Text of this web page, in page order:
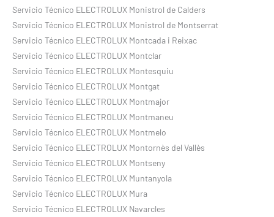
Servicio Técnico ELECTROLUX Monistrol de Calders
Servicio Técnico ELECTROLUX Monistrol de Montserrat
Servicio Técnico ELECTROLUX Montcada i Reixac
Servicio Técnico ELECTROLUX Montclar
Servicio Técnico ELECTROLUX Montesquiu
Servicio Técnico ELECTROLUX Montgat
Servicio Técnico ELECTROLUX Montmajor
Servicio Técnico ELECTROLUX Montmaneu
Servicio Técnico ELECTROLUX Montmelo
Servicio Técnico ELECTROLUX Montornès del Vallès
Servicio Técnico ELECTROLUX Montseny
Servicio Técnico ELECTROLUX Muntanyola
Servicio Técnico ELECTROLUX Mura
Servicio Técnico ELECTROLUX Navarcles